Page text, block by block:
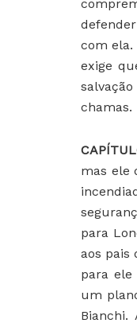
com ela.
exige
chamas.
mas ele
para
aos pais
para ele
um